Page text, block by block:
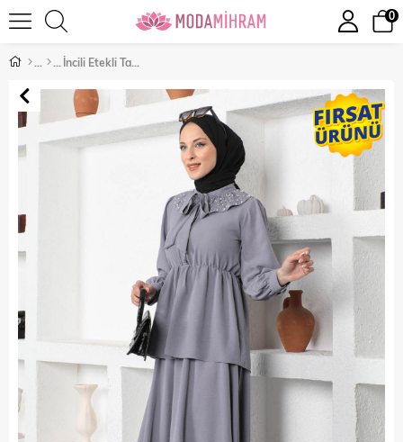
0
İncili Etekli Takım Antrasit 19900